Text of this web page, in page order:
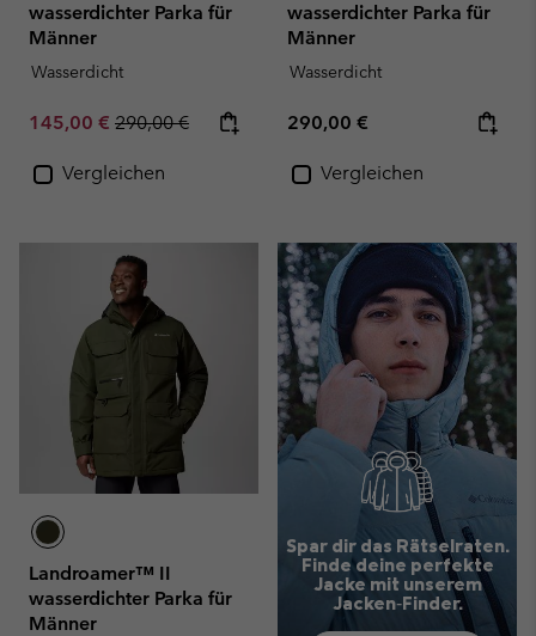
wasserdichter Parka für
Männer
Wasserdicht
Sale price:
145,00 € Regular price:
290,00 €
Vergleichen
wasserdichter Parka für
Männer
Wasserdicht
Regular price:
290,00 €
Vergleichen
Landroamer™ II
wasserdichter Parka für
Männer
Spar dir das Rätselraten.
Finde deine perfekte
Jacke mit unserem
Jacken‑Finder.